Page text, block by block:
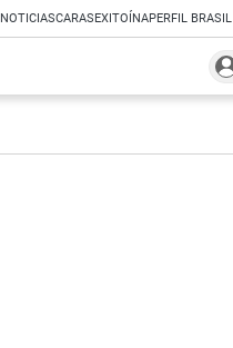
NOTICIASCARASEXITOÍNAPERFIL BRASIL